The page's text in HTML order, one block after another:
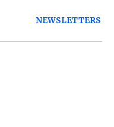
NEWSLETTERS